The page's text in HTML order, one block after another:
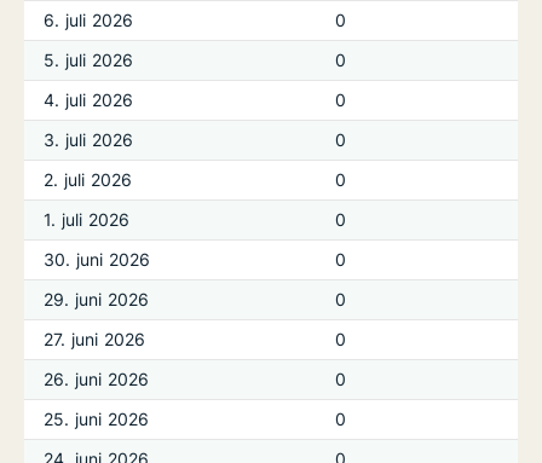
6. juli 2026
0
5. juli 2026
0
4. juli 2026
0
3. juli 2026
0
2. juli 2026
0
1. juli 2026
0
30. juni 2026
0
29. juni 2026
0
27. juni 2026
0
26. juni 2026
0
25. juni 2026
0
24. juni 2026
0